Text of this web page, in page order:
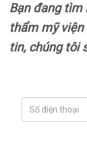
Bạn đang tìm
thẩm mỹ
tin, chúng tôi